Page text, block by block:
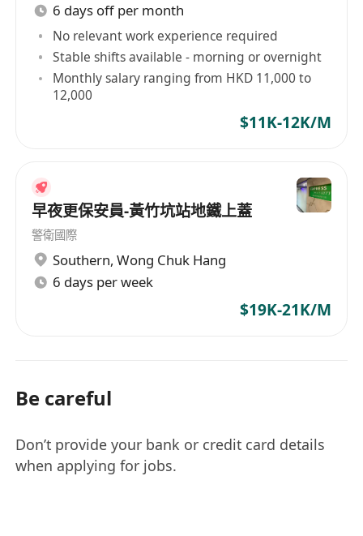
6 days off per month
No relevant work experience required
Stable shifts available - morning or overnight
Monthly salary ranging from HKD 11,000 to
12,000
$11K-12K/M
早夜更保安員-黃竹坑站地鐵上蓋
警衛國際
Southern, Wong Chuk Hang
6 days per week
$19K-21K/M
Be careful
Don’t provide your bank or credit card details
when applying for jobs.